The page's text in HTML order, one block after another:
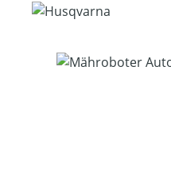
Bildergalerie überspringen